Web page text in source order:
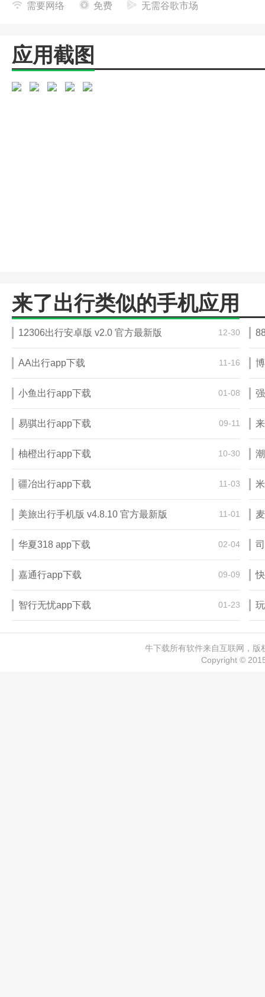
需要网络 免费 无需谷歌市场
应用截图
来了出行类似的手机应用
12306出行安卓版 v2.0 官方最新版 12-30
AA出行app下载 11-16
小鱼出行app下载 01-08
易骐出行app下载 09-11
柚橙出行app下载 10-30
疆冶出行app下载 11-03
美旅出行手机版 v4.8.10 官方最新版 11-01
华夏318 app下载 02-04
嘉通行app下载 09-09
智行无忧app下载 01-23
牛下载所有软件来自互联网，
Copyright ©